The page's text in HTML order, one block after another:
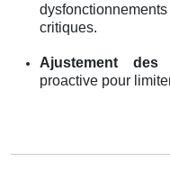
critiques.
Ajustement des
proactive pour